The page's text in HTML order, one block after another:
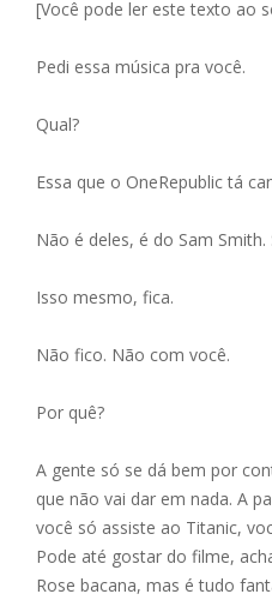
e
b
k
ss
e
er
ai
l
at
s
p
[Você pode ler este texto ao
Pedi essa música pra você.
Qual?
Essa que o OneRepublic tá
Não é deles, é do Sam Smith.
Isso mesmo, fica.
Não fico. Não com você.
Por quê?
A gente só se dá bem por
que não vai dar em nada. A
você só assiste ao Titanic,
Pode até gostar do filme,
Rose bacana, mas é tudo